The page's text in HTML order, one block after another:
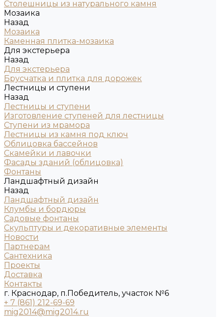
Столешницы из натурального камня
Мозаика
Назад
Мозаика
Каменная плитка-мозаика
Для экстерьера
Назад
Для экстерьера
Брусчатка и плитка для дорожек
Лестницы и ступени
Назад
Лестницы и ступени
Изготовление ступеней для лестницы
Ступени из мрамора
Лестницы из камня под ключ
Облицовка бассейнов
Скамейки и лавочки
Фасады зданий (облицовка)
Фонтаны
Ландшафтный дизайн
Назад
Ландшафтный дизайн
Клумбы и бордюры
Садовые фонтаны
Скульптуры и декоративные элементы
Новости
Партнерам
Сантехника
Проекты
Доставка
Контакты
г. Краснодар, п.Победитель, участок №6
+ 7 (861) 212-69-69
mig2014@mig2014.ru